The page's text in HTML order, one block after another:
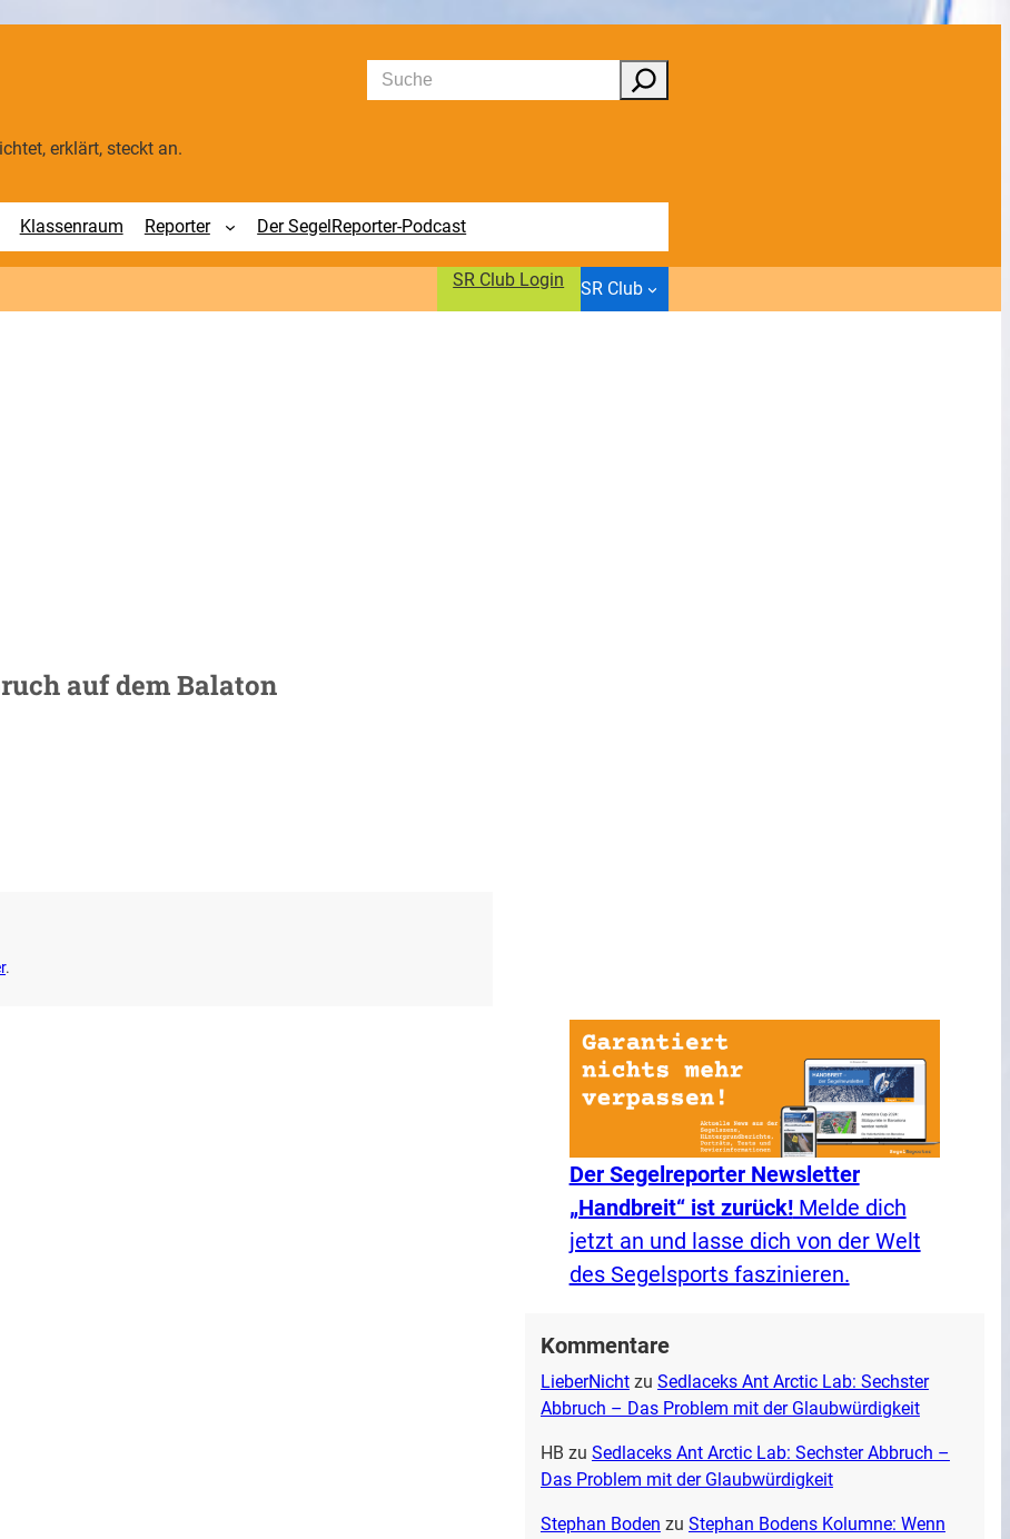
Suchen
erklärt, steckt an.
Klassenraum Reporter Der SegelReporter-Podcast
SR Club Login SR Club
auf dem Balaton
.
Der Segelreporter Newsletter
„Handbreit“ ist zurück!Melde dich
jetzt an und lasse dich von der Welt
des Segelsports faszinieren.
Kommentare
LieberNichtzu Sedlaceks Ant Arctic Lab: Sechster
Abbruch – Das Problem mit der Glaubwürdigkeit
HB zu Sedlaceks Ant Arctic Lab: Sechster Abbruch –
Das Problem mit der Glaubwürdigkeit
Stephan Boden zu Stephan Bodens Kolumne: Wenn